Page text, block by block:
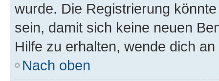
wurde. Die Registrierung
sein, damit sich keine neuen
Hilfe zu erhalten, wende dich
Nach oben